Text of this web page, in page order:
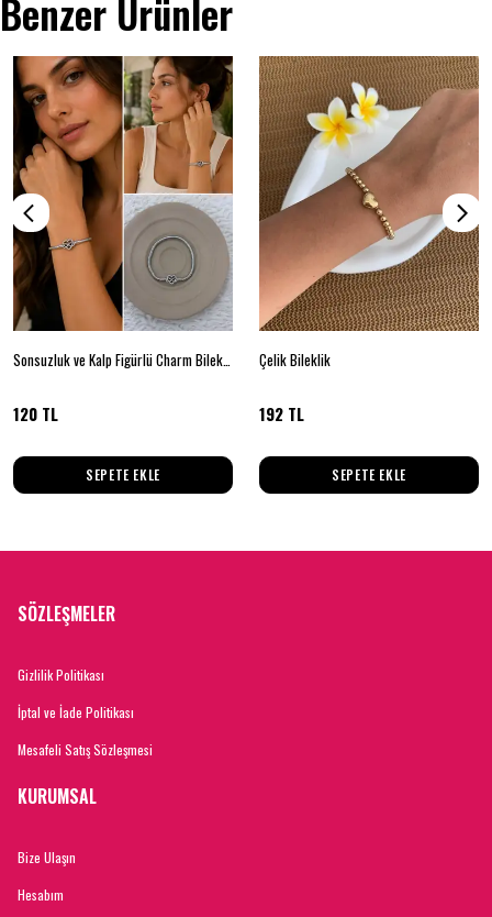
Benzer Ürünler
Sonsuzluk ve Kalp Figürlü Charm Bileklik
120 TL
SEPETE EKLE
Çelik Bileklik
192 TL
SEPETE EKLE
SÖZLEŞMELER
Gizlilik Politikası
İptal ve İade Politikası
Mesafeli Satış Sözleşmesi
KURUMSAL
Bize Ulaşın
Hesabım